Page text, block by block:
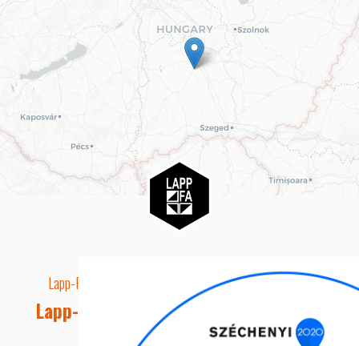
Lapp-Fa EUTR technikai azonosító száma: AA5849163
Lapp-fa Kft. Webshop Ügyfélszolgálat
Telefon: +36 20 8515050